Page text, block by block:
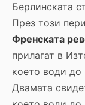
Берлинската
През този
Френската
прилагат в
което води до
Двамата